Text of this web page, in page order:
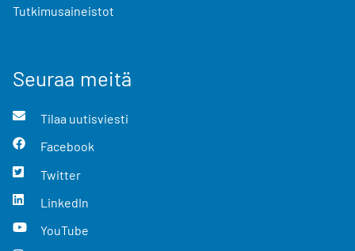
Tutkimusaineistot
Seuraa meitä
Tilaa uutisviesti
Facebook
Twitter
LinkedIn
YouTube